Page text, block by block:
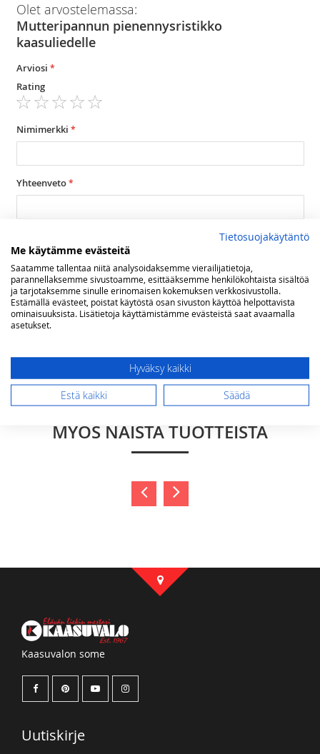
Olet arvostelemassa:
Mutteripannun pienennysristikko
kaasuliedelle
Arviosi
Rating
star
stars
stars
stars
stars
Nimimerkki
Yhteenveto
SAATTAISIT OLLA KIINNOSTUNUT
MYÖS NÄISTÄ TUOTTEISTA
Kaasuvalon some
Uutiskirje
Tietosuojakäytäntö
Me käytämme evästeitä
Saatamme tallentaa niitä analysoidaksemme vierailijatietoja,
parannellaksemme sivustoamme, esittääksemme henkilökohtaista sisältöä
ja tarjotaksemme sinulle erinomaisen kokemuksen verkkosivustolla.
Estämällä evästeet, poistat käytöstä osan sivuston käyttöä helpottavista
ominaisuuksista. Lisätietoja käyttämistämme evästeistä saat avaamalla
asetukset.
Hyväksy kaikki
Estä kaikki Säädä